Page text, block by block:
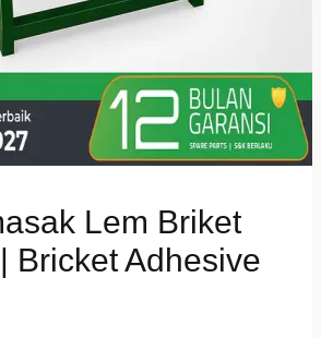
Lem Briket
Bricket Adhesive